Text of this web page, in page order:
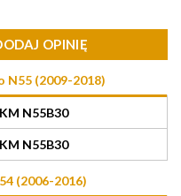
OPINIĘ
N55 (2009-2018)
N55B30
N55B30
(2006-2016)